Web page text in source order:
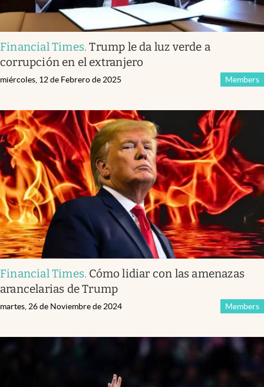
Financial Times.Trump le da luz verde a
corrupción en el extranjero
Members
miércoles, 12 de Febrero de 2025
Financial Times. Cómo lidiar con las amenazas
arancelarias de Trump
Members
martes, 26 de Noviembre de 2024